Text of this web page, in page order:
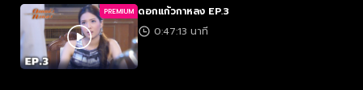
PREMIUM ดอกแก้วกาหลง EP.3
0:47:13 นาที